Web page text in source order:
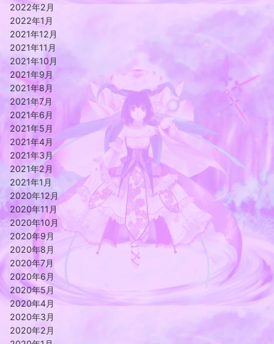
2022年2月
2022年1月
2021年12月
2021年11月
2021年10月
2021年9月
2021年8月
2021年7月
2021年6月
2021年5月
2021年4月
2021年3月
2021年2月
2021年1月
2020年12月
2020年11月
2020年10月
2020年9月
2020年8月
2020年7月
2020年6月
2020年5月
2020年4月
2020年3月
2020年2月